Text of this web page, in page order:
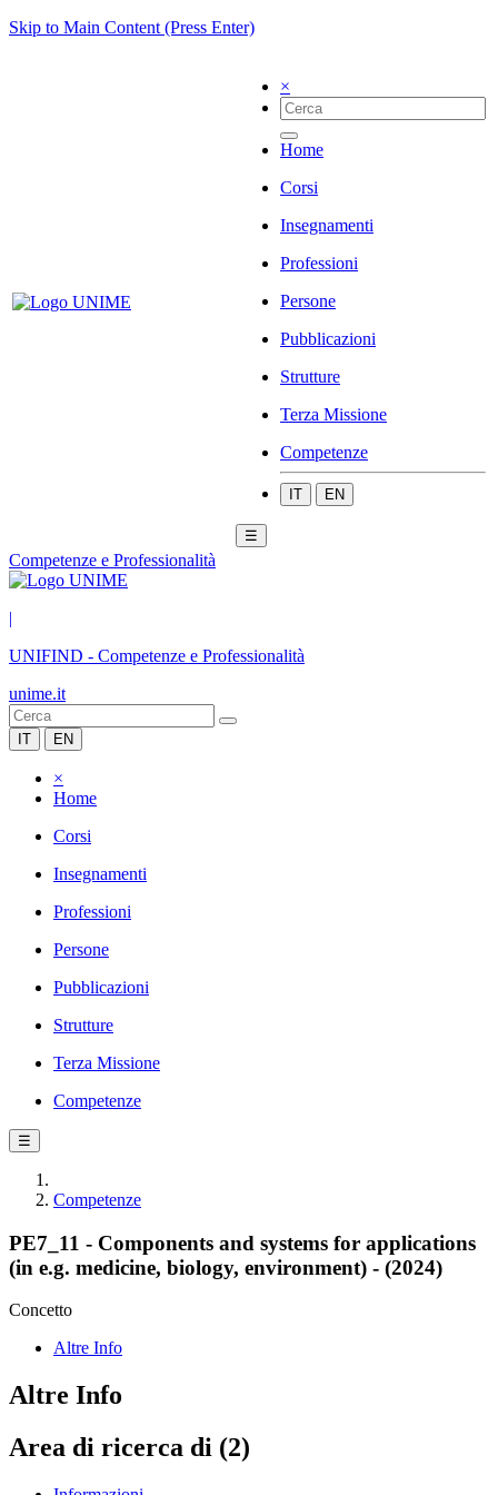
Skip to Main Content (Press Enter)
×
Home
Corsi
Insegnamenti
Professioni
Persone
Pubblicazioni
Strutture
Terza Missione
Competenze
IT EN
☰
Competenze e Professionalità
|
UNIFIND - Competenze e Professionalità
unime.it
IT EN
×
Home
Corsi
Insegnamenti
Professioni
Persone
Pubblicazioni
Strutture
Terza Missione
Competenze
☰
Competenze
PE7_11 - Components and systems for applications
(in e.g. medicine, biology, environment) - (2024)
Concetto
Altre Info
Altre Info
Area di ricerca di (2)